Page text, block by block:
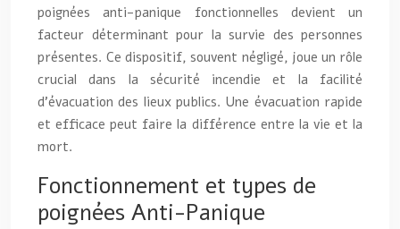
poignées anti-panique fonctionnelles devient un
facteur déterminant pour la survie des personnes
présentes. Ce dispositif, souvent négligé, joue un rôle
crucial dans la sécurité incendie et la facilité
d’évacuation des lieux publics. Une évacuation rapide
et efficace peut faire la différence entre la vie et la
mort.
Fonctionnement et types de
poignées Anti-Panique